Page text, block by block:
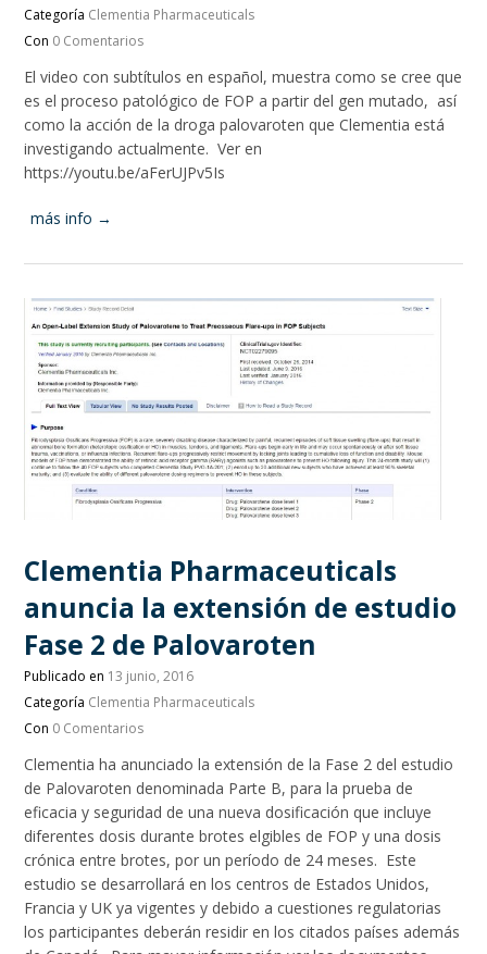
Categoría Clementia Pharmaceuticals
Con 0 Comentarios
El video con subtítulos en español, muestra como se cree que
es el proceso patológico de FOP a partir del gen mutado, así
como la acción de la droga palovaroten que Clementia está
investigando actualmente. Ver en
https://youtu.be/aFerUJPv5Is
más info →
Clementia Pharmaceuticals
anuncia la extensión de estudio
Fase 2 de Palovaroten
Publicado en 13 junio, 2016
Categoría Clementia Pharmaceuticals
Con 0 Comentarios
Clementia ha anunciado la extensión de la Fase 2 del estudio
de Palovaroten denominada Parte B, para la prueba de
eficacia y seguridad de una nueva dosificación que incluye
diferentes dosis durante brotes elgibles de FOP y una dosis
crónica entre brotes, por un período de 24 meses. Este
estudio se desarrollará en los centros de Estados Unidos,
Francia y UK ya vigentes y debido a cuestiones regulatorias
los participantes deberán residir en los citados países además